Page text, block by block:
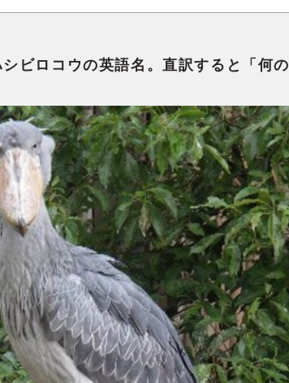
ビロコウの英語名。直訳すると「何の